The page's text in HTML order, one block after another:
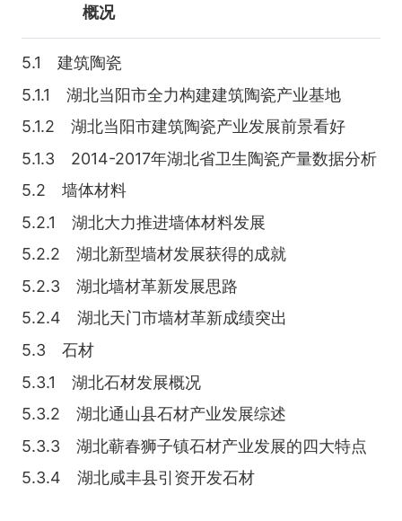
概况
5.1 建筑陶瓷
5.1.1 湖北当阳市全力构建建筑陶瓷产业基地
5.1.2 湖北当阳市建筑陶瓷产业发展前景看好
5.1.3 2014-2017年湖北省卫生陶瓷产量数据分析
5.2 墙体材料
5.2.1 湖北大力推进墙体材料发展
5.2.2 湖北新型墙材发展获得的成就
5.2.3 湖北墙材革新发展思路
5.2.4 湖北天门市墙材革新成绩突出
5.3 石材
5.3.1 湖北石材发展概况
5.3.2 湖北通山县石材产业发展综述
5.3.3 湖北蕲春狮子镇石材产业发展的四大特点
5.3.4 湖北咸丰县引资开发石材